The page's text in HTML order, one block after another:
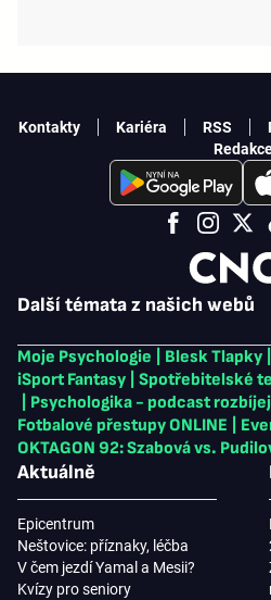
Další témata z našich webů
Moje Psychologie Blesk Tlapky
iSport Fantasy
Spotřebitelské
Psychologika - podcast
Fotbalové přestupy ONLINE
OKTAGON 92: Szabová vs.
Aktuálně
Epicentrum
Neštovice: příznaky, léčba
V čem jezdí Yamal a Mesii?
Kvízy pro seniory
Kontakty Kariéra RSS